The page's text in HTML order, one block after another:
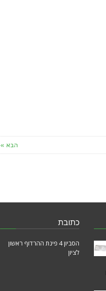
הבא »
כתובת
הסביון 4 פינת ההרדוף ראשון
לציון